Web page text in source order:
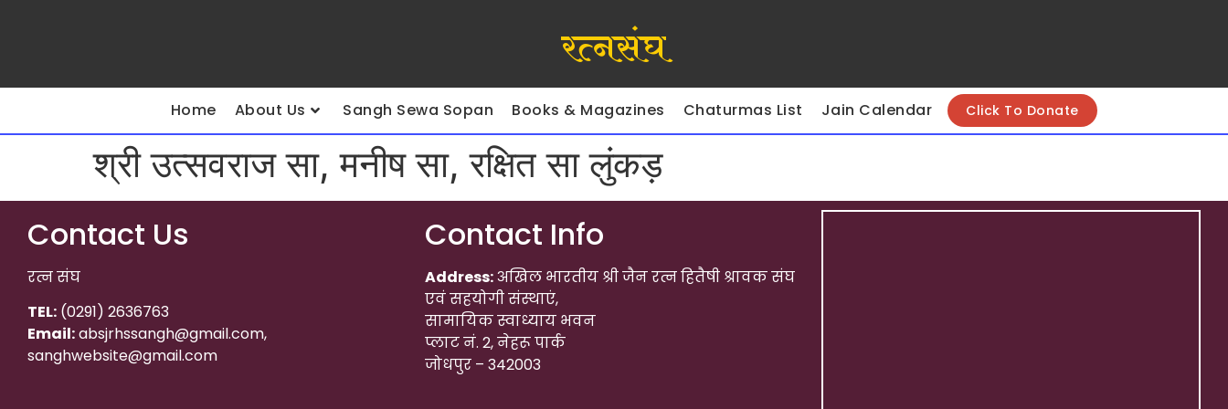
रत्नसंघ
Home About Us Sangh Sewa Sopan Books & Magazines Chaturmas List Jain Calendar Click To Donate
श्री उत्सवराज सा, मनीष सा, रक्षित सा लुंकड़
Contact Us
रत्न संघ
TEL: (0291) 2636763
Email:absjrhssangh@gmail.com,
sanghwebsite@gmail.com
Contact Info
Address:अखिल भारतीय श्री जैन रत्न हितैषी श्रावक संघ
एवं सहयोगी संस्थाएं,
सामायिक स्वाध्याय भवन
प्लाट नं. 2, नेहरू पार्क
जोधपुर – 342003